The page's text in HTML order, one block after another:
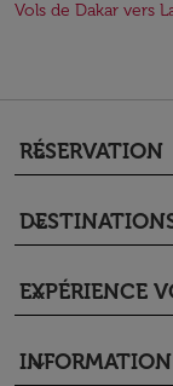
Vols de Dakar vers
RÉSERVATION
keyboard_arrow_down
keyboard_arrow_down
EXPÉRIENCE
keyboard_arrow_down
INFORMATION
keyboard_arrow_down